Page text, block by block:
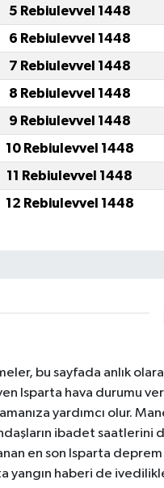
5 Rebiulevvel 1448
6 Rebiulevvel 1448
7 Rebiulevvel 1448
8 Rebiulevvel 1448
9 Rebiulevvel 1448
10 Rebiulevvel 1448
11 Rebiulevvel 1448
12 Rebiulevvel 1448
bu sayfada anlık
Isparta hava durumu
yardımcı olur.
ibadet
en son Isparta
haberi de